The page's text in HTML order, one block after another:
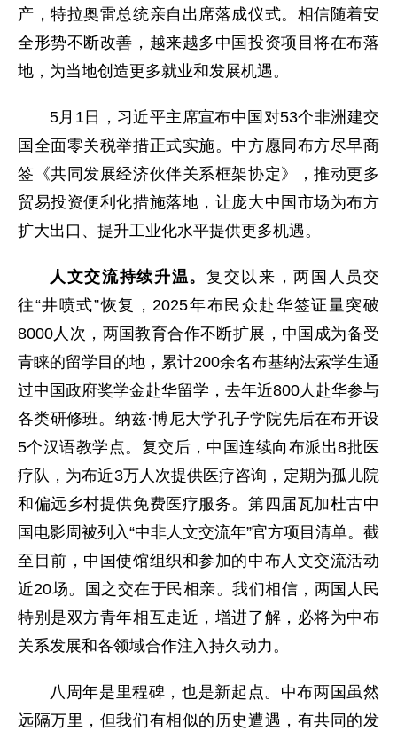
产，特拉奥雷总统亲自出席落成仪式。相信随着安
全形势不断改善，越来越多中国投资项目将在布落
地，为当地创造更多就业和发展机遇。
5月1日，习近平主席宣布中国对53个非洲建交
国全面零关税举措正式实施。中方愿同布方尽早商
签《共同发展经济伙伴关系框架协定》，推动更多
贸易投资便利化措施落地，让庞大中国市场为布方
扩大出口、提升工业化水平提供更多机遇。
人文交流持续升温。 复交以来，两国人员交
往“井喷式”恢复，2025年布民众赴华签证量突破
8000人次，两国教育合作不断扩展，中国成为备受
青睐的留学目的地，累计200余名布基纳法索学生通
过中国政府奖学金赴华留学，去年近800人赴华参与
各类研修班。纳兹·博尼大学孔子学院先后在布开设
5个汉语教学点。复交后，中国连续向布派出8批医
疗队，为布近3万人次提供医疗咨询，定期为孤儿院
和偏远乡村提供免费医疗服务。第四届瓦加杜古中
国电影周被列入“中非人文交流年”官方项目清单。截
至目前，中国使馆组织和参加的中布人文交流活动
近20场。国之交在于民相亲。我们相信，两国人民
特别是双方青年相互走近，增进了解，必将为中布
关系发展和各领域合作注入持久动力。
八周年是里程碑，也是新起点。中布两国虽然
远隔万里，但我们有相似的历史遭遇，有共同的发